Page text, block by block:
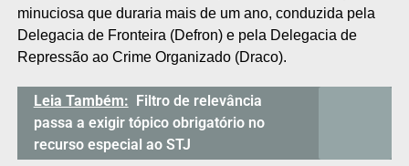
minuciosa que duraria mais de um ano, conduzida pela
Delegacia de Fronteira (Defron) e pela Delegacia de
Repressão ao Crime Organizado (Draco).
Leia Também: Filtro de relevância
passa a exigir tópico obrigatório no
recurso especial ao STJ